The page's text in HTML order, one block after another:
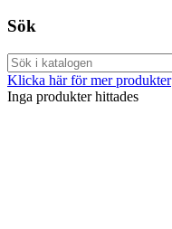
Sök
Klicka här för mer produkter
Inga produkter hittades